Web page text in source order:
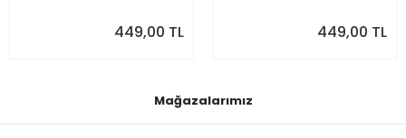
449,00 TL 449,00 TL
Mağazalarımız